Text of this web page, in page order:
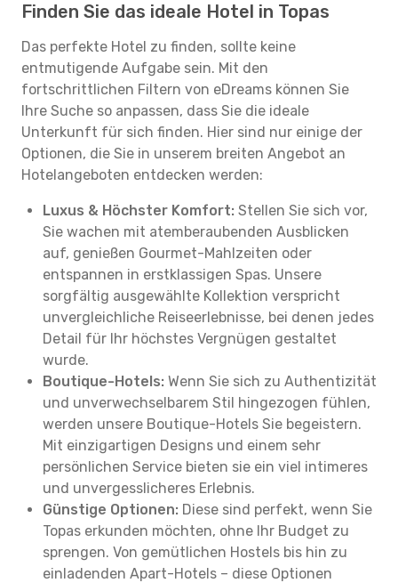
Finden Sie das ideale Hotel in Topas
Das perfekte Hotel zu finden, sollte keine
entmutigende Aufgabe sein. Mit den
fortschrittlichen Filtern von eDreams können Sie
Ihre Suche so anpassen, dass Sie die ideale
Unterkunft für sich finden. Hier sind nur einige der
Optionen, die Sie in unserem breiten Angebot an
Hotelangeboten entdecken werden:
Luxus & Höchster Komfort: Stellen Sie sich vor,
Sie wachen mit atemberaubenden Ausblicken
auf, genießen Gourmet-Mahlzeiten oder
entspannen in erstklassigen Spas. Unsere
sorgfältig ausgewählte Kollektion verspricht
unvergleichliche Reiseerlebnisse, bei denen jedes
Detail für Ihr höchstes Vergnügen gestaltet
wurde.
Boutique-Hotels: Wenn Sie sich zu Authentizität
und unverwechselbarem Stil hingezogen fühlen,
werden unsere Boutique-Hotels Sie begeistern.
Mit einzigartigen Designs und einem sehr
persönlichen Service bieten sie ein viel intimeres
und unvergesslicheres Erlebnis.
Günstige Optionen: Diese sind perfekt, wenn Sie
Topas erkunden möchten, ohne Ihr Budget zu
sprengen. Von gemütlichen Hostels bis hin zu
einladenden Apart-Hotels – diese Optionen